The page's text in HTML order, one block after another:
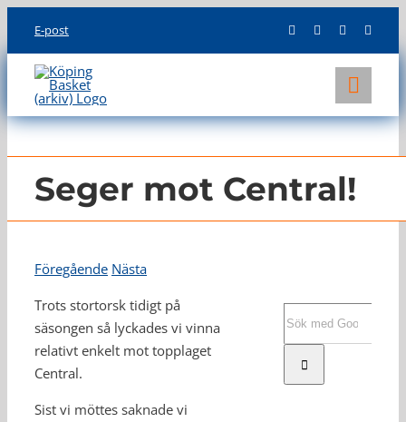
content
E-post
KLUBBEN
INFO
Seger mot Central!
Föregående Nästa
Trots stortorsk tidigt på
säsongen så lyckades vi vinna
relativt enkelt mot topplaget
Central.
Sist vi möttes saknade vi